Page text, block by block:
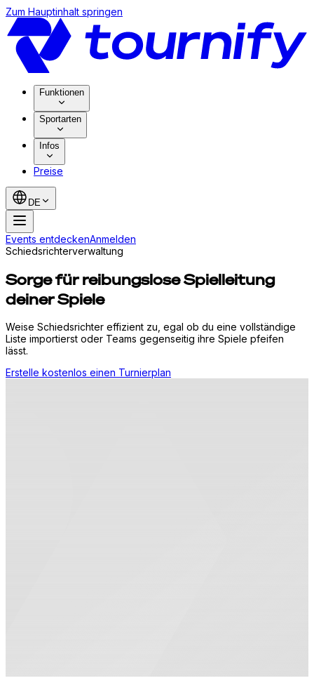
Zum Hauptinhalt springen
Funktionen
Sportarten
Infos
Preise
DE
Events entdeckenAnmelden
Schiedsrichterverwaltung
Sorge für reibungslose Spielleitung
deiner Spiele
Weise Schiedsrichter effizient zu, egal ob du eine vollständige
Liste importierst oder Teams gegenseitig ihre Spiele pfeifen
lässt.
Erstelle kostenlos einen Turnierplan